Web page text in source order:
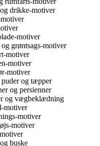
drikke-motiver
motiver
grøntsags-motiver
motiver
motiver
motiver
og tæpper
og persienner
og vægbeklædning
motiver
motiver
motiver
buske